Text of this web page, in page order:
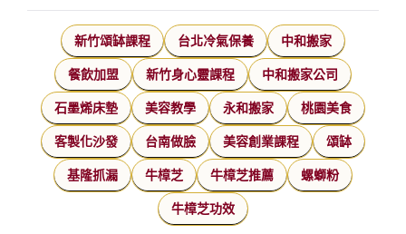
新竹頌缽課程 台北冷氣保養 中和搬家
餐飲加盟 新竹身心靈課程 中和搬家公司
石墨烯床墊 美容教學 永和搬家 桃園美食
客製化沙發 台南做臉 美容創業課程 頌缽
基隆抓漏 牛樟芝 牛樟芝推薦 螺螄粉
牛樟芝功效